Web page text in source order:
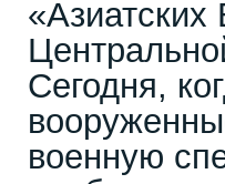
«Азиатских
Сегодня,
военную